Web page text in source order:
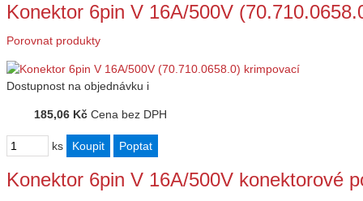
Konektor 6pin V 16A/500V
Porovnat produkty
Dostupnost na objednávku i
185,06 Kč Cena bez DPH
ks
Konektor 6pin V 16A/500V konektorové